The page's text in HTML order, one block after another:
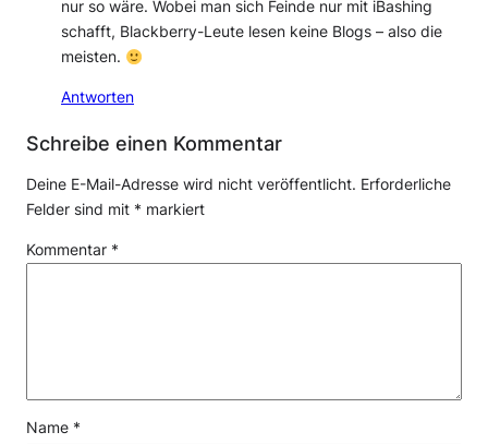
nur so wäre. Wobei man sich Feinde nur mit iBashing
schafft, Blackberry-Leute lesen keine Blogs – also die
meisten.
Antworten
Schreibe einen Kommentar
Deine E-Mail-Adresse wird nicht veröffentlicht. Erforderliche
Felder sind mit * markiert
Kommentar *
Name *